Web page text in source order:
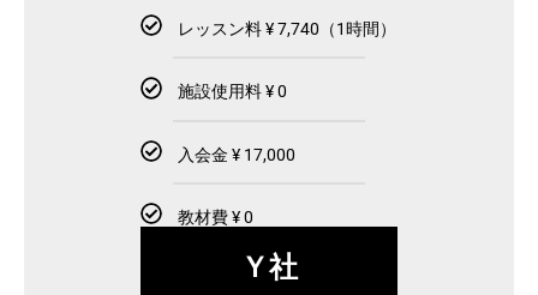
レッスン料 ¥ 7,740（1時間）
施設使用料 ¥ 0
入会金 ¥ 17,000
教材費 ¥ 0
Ｙ社